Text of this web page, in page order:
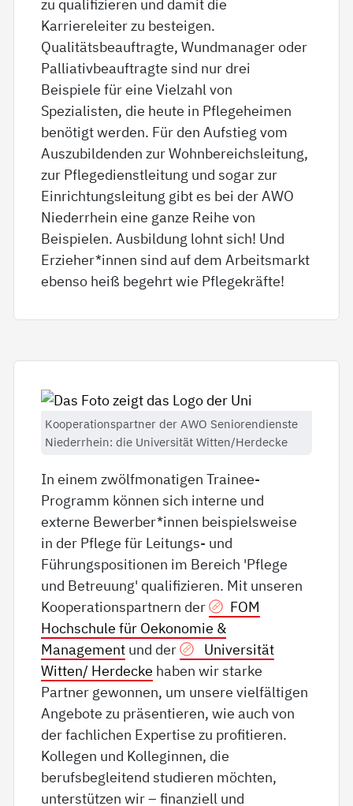
zu qualifizieren und damit die
Karriereleiter zu besteigen.
Qualitätsbeauftragte, Wundmanager oder
Palliativbeauftragte sind nur drei
Beispiele für eine Vielzahl von
Spezialisten, die heute in Pflegeheimen
benötigt werden. Für den Aufstieg vom
Auszubildenden zur Wohnbereichsleitung,
zur Pflegedienstleitung und sogar zur
Einrichtungsleitung gibt es bei der AWO
Niederrhein eine ganze Reihe von
Beispielen. Ausbildung lohnt sich! Und
Erzieher*innen sind auf dem Arbeitsmarkt
ebenso heiß begehrt wie Pflegekräfte!
Kooperationspartner der AWO Seniorendienste
Niederrhein: die Universität Witten/Herdecke
In einem zwölfmonatigen Trainee-
Programm können sich interne und
externe Bewerber*innen beispielsweise
in der Pflege für Leitungs- und
Führungspositionen im Bereich 'Pflege
und Betreuung' qualifizieren. Mit unseren
Kooperationspartnern der
FOM
Hochschule für Oekonomie &
Management und der
Universität
Witten/ Herdecke haben wir starke
Partner gewonnen, um unsere vielfältigen
Angebote zu präsentieren, wie auch von
der fachlichen Expertise zu profitieren.
Kollegen und Kolleginnen, die
berufsbegleitend studieren möchten,
unterstützen wir – finanziell und